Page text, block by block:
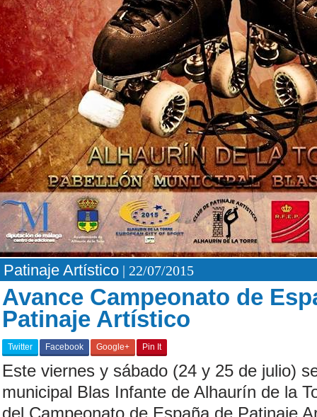
Patinaje Artístico | 22/07/2015
Avance Campeonato de
Patinaje Artístico
Twitter Facebook Google+ Pin It
Este viernes y sábado (24 y 25 de julio)
municipal Blas Infante de Alhaurín de la
del Campeonato de España de Patinaje